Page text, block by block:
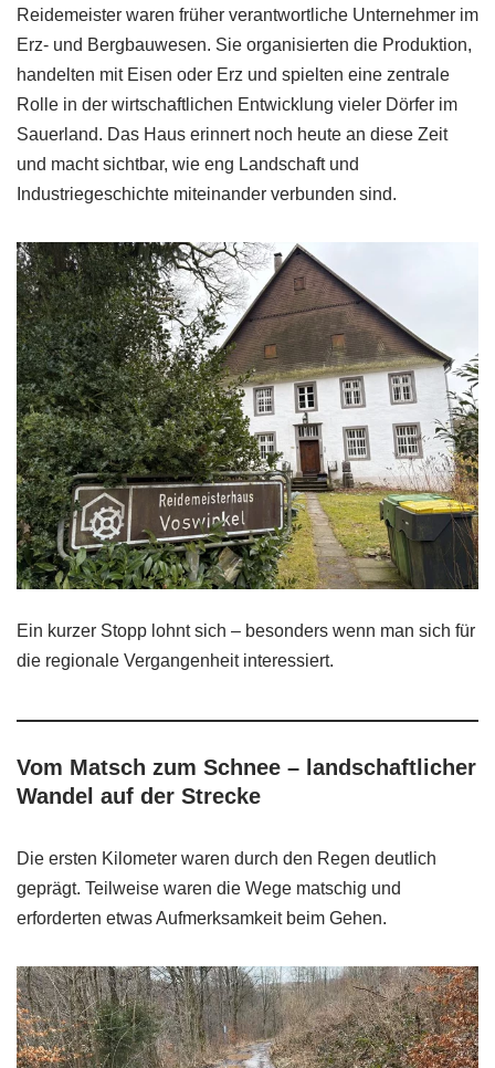
Reidemeister waren früher verantwortliche Unternehmer im
Erz- und Bergbauwesen. Sie organisierten die Produktion,
handelten mit Eisen oder Erz und spielten eine zentrale
Rolle in der wirtschaftlichen Entwicklung vieler Dörfer im
Sauerland. Das Haus erinnert noch heute an diese Zeit
und macht sichtbar, wie eng Landschaft und
Industriegeschichte miteinander verbunden sind.
Ein kurzer Stopp lohnt sich – besonders wenn man sich für
die regionale Vergangenheit interessiert.
Vom Matsch zum Schnee – landschaftlicher
Wandel auf der Strecke
Die ersten Kilometer waren durch den Regen deutlich
geprägt. Teilweise waren die Wege matschig und
erforderten etwas Aufmerksamkeit beim Gehen.